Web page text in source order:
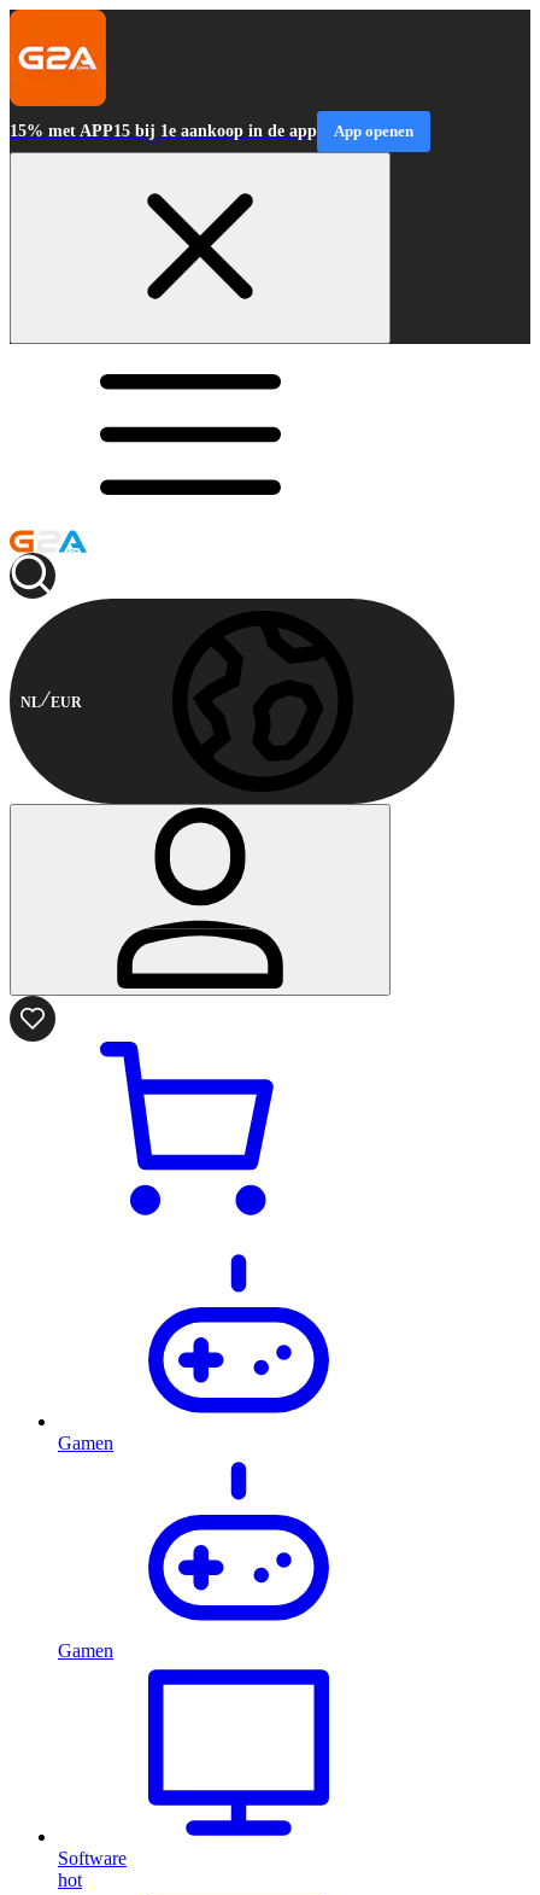
15% met APP15 bij 1e aankoop in de app App openen
NL EUR
Gamen
Gamen
Software
hot